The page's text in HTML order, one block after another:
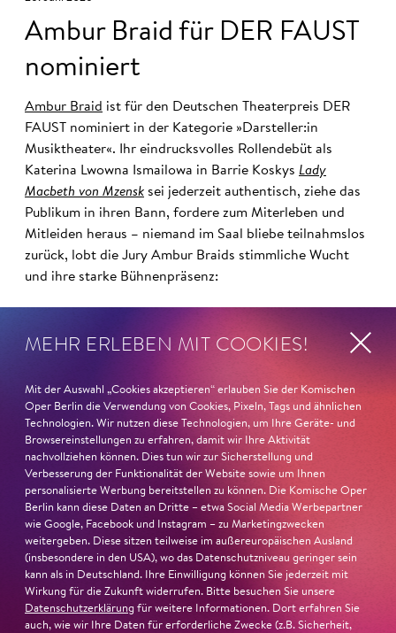
Ambur Braid für DER FAUST
nominiert
Ambur Braid ist für den Deutschen Theaterpreis DER
FAUST nominiert in der Kategorie »Darsteller:in
Musiktheater«. Ihr eindrucksvolles Rollendebüt als
Katerina Lwowna Ismailowa in Barrie Koskys Lady
Macbeth von Mzensk sei jederzeit authentisch, ziehe das
Publikum in ihren Bann, fordere zum Miterleben und
Mitleiden heraus – niemand im Saal bliebe teilnahmslos
zurück, lobt die Jury Ambur Braids stimmliche Wucht
und ihre starke Bühnenpräsenz:
sind Auflehnung und Verletzlichkeit ebenso nachfühlbar
Begründung
MEHR ERLEBEN MIT COOKIES!
Mit der Auswahl „Cookies akzeptieren“ erlauben Sie der Komischen
Oper Berlin die Verwendung von Cookies, Pixeln, Tags und ähnlichen
Technologien. Wir nutzen diese Technologien, um Ihre Geräte- und
Browsereinstellungen zu erfahren, damit wir Ihre Aktivität
nachvollziehen können. Dies tun wir zur Sicherstellung und
Verbesserung der Funktionalität der Website sowie um Ihnen
personalisierte Werbung bereitstellen zu können. Die Komische Oper
Berlin kann diese Daten an Dritte – etwa Social Media Werbepartner
wie Google, Facebook und Instagram – zu Marketingzwecken
weitergeben. Diese sitzen teilweise im außereuropäischen Ausland
(insbesondere in den USA), wo das Datenschutzniveau geringer sein
kann als in Deutschland. Ihre Einwilligung können Sie jederzeit mit
Wirkung für die Zukunft widerrufen. Bitte besuchen Sie unsere
Datenschutzerklärung für weitere Informationen. Dort erfahren Sie
auch, wie wir Ihre Daten für erforderliche Zwecke (z.B. Sicherheit,